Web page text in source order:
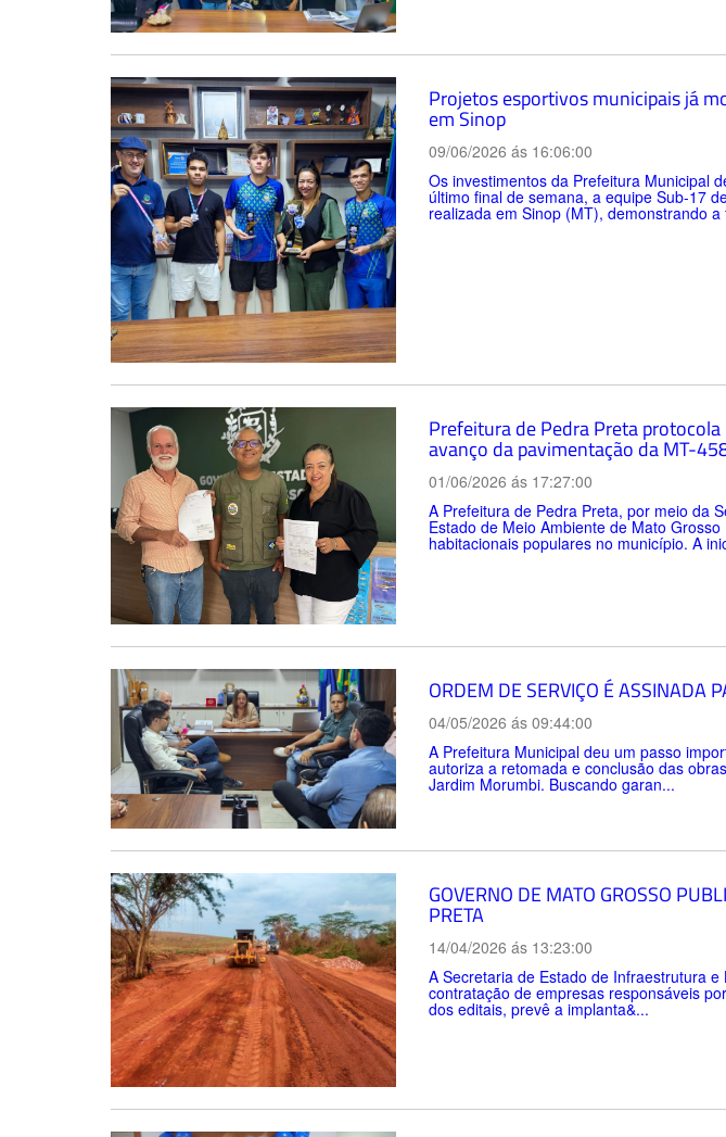
Projetos esportivos municipais já
em Sinop
09/06/2026 ás 16:06:00
Os investimentos da Prefeitura Municipal
último final de semana, a equipe Sub-17
realizada em Sinop (MT), demonstrando
Prefeitura de Pedra Preta
avanço da pavimentação da MT-
01/06/2026 ás 17:27:00
A Prefeitura de Pedra Preta, por meio da
Estado de Meio Ambiente de Mato
habitacionais populares no município. A
ORDEM DE SERVIÇO É ASSINADA
04/05/2026 ás 09:44:00
A Prefeitura Municipal deu um passo
autoriza a retomada e conclusão das
Jardim Morumbi. Buscando garan...
GOVERNO DE MATO GROSSO
PRETA
14/04/2026 ás 13:23:00
A Secretaria de Estado de Infraestrutura
contratação de empresas responsáveis
dos editais, prevê a implanta&...